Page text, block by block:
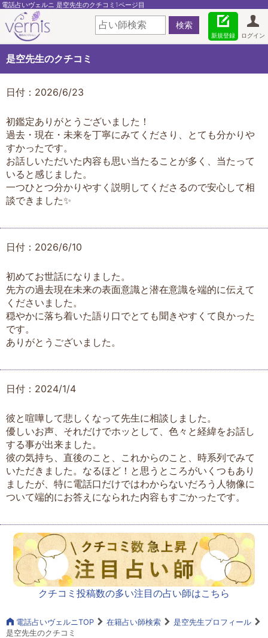
電話占いヴェルニ 是空先生のクチコミ1ページ目
ログイン
新規登録
是空先生のクチコミ
日付：2026/6/23
初鑑定ありがとうございました！
過去・現在・未来を丁寧にみてくださり、とても分かりや
すかったです。
お話しいただいた内容も思い当たることが多く、当たって
いると感じました。
一つひとつ分かりやすく説明してくださるので安心して相
談できました✨
日付：2026/6/10
初めてお世話になりました。
先方の過去現在未来の表面意識と潜在意識を端的に伝えて
くださいました。
穏やかに落ち着いた語り口でとても聞きやすくて良かった
です。
ありがとうございました。
日付：2024/1/4
彼と喧嘩して悲しくなって先生に相談しました。
優しいお声、それだけでホッとして、色々と経緯をお話し
する事が出来ました。
彼の気持ち、直後のこと、これからのこと、時系列でみて
いただきました。なるほど！と思うところがいくつもあり
ましたが、特に電話口だけではわからないだろう人物像に
ついて端的にお答えになられた内容もすごかったです。
クチコミ投稿数の多い注目の占い師はこちら
電話占いヴェルニTOP 在籍占い師検索
是空先生プロフィール
是空先生のクチコミ